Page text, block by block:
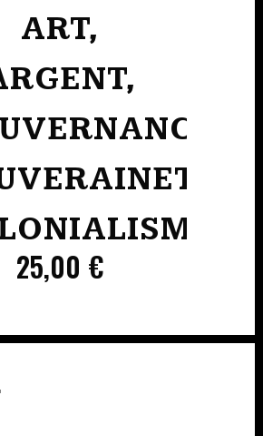
ART,
25,00 €